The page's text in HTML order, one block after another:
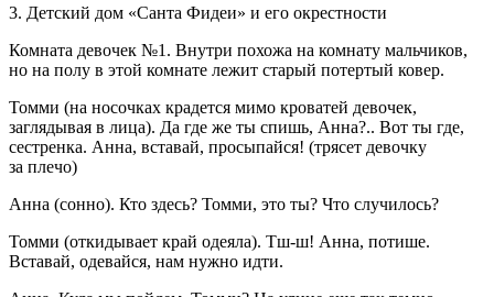
3. Детский дом «Санта Фидеи» и его окрестности
Комната девочек №1. Внутри похожа на комнату мальчиков,
но на полу в этой комнате лежит старый потертый ковер.
Томми (на носочках крадется мимо кроватей девочек,
заглядывая в лица). Да где же ты спишь, Анна?.. Вот ты где,
сестренка. Анна, вставай, просыпайся! (трясет девочку
за плечо)
Анна (сонно). Кто здесь? Томми, это ты? Что случилось?
Томми (откидывает край одеяла). Тш-ш! Анна, потише.
Вставай, одевайся, нам нужно идти.